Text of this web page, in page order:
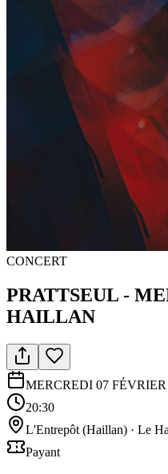
CONCERT
PRATTSEUL -
HAILLAN
MERCREDI 07 FÉVRIER
20:30
L'Entrepôt (Haillan) · Le
Payant